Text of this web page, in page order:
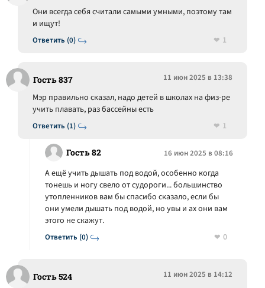
Ответить (0)
Они всегда себя считали самыми умными, поэтому там
и ищут!
1
Гость 837 11 июн 2025 в 13:38
Ответить (1)
Мэр правильно сказал, надо детей в школах на физ-ре
учить плавать, раз бассейны есть
1
Гость 82 16 июн 2025 в 08:16
Ответить (0)
А ещё учить дышать под водой, особенно когда
тонешь и ногу свело от судороги... большинство
утопленников вам бы спасибо сказало, если бы
они умели дышать под водой, но увы и ах они вам
этого не скажут.
0
Гость 524 11 июн 2025 в 14:12